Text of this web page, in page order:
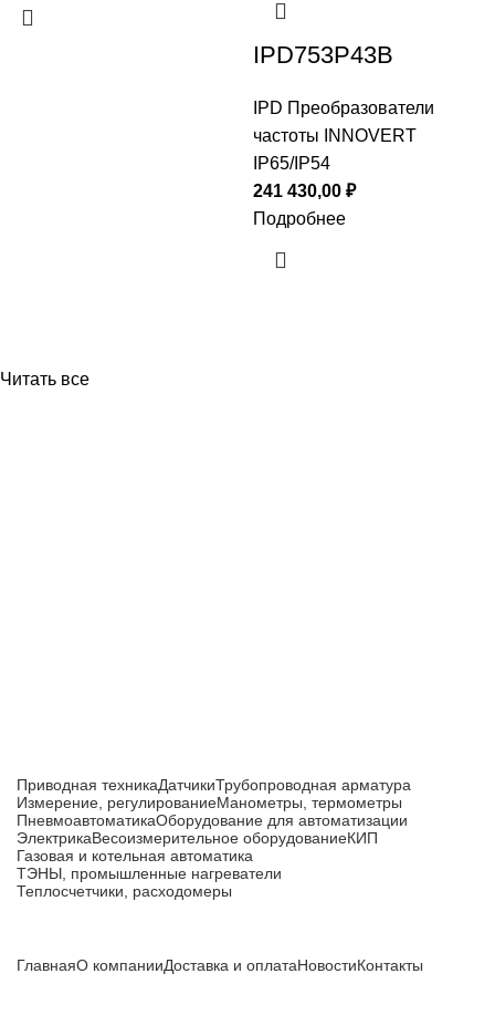
IPD753P43B
IPD Преобразователи
частоты INNOVERT
IP65/IP54
241 430,00 ₽
Подробнее
Читать все
Приводная техникаДатчикиТрубопроводная арматура
Измерение, регулированиеМанометры, термометры
ПневмоавтоматикаОборудование для автоматизации
ЭлектрикаВесоизмерительное оборудованиеКИП
Газовая и котельная автоматика
ТЭНЫ, промышленные нагреватели
Теплосчетчики, расходомеры
ГлавнаяО компанииДоставка и оплатаНовостиКонтакты